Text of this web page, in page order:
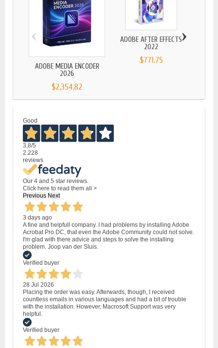
ADOBE MEDIA ENCODER
2026
$2,354.82
ADOBE AFTER EFFECTS
2022
$771.75
‹ ›
Good
3,8/5
2.228
reviews
Our 4 and 5 star reviews.
Click here to read them all >
Previous Next
3 days ago
A fine and helpfull company. I had problems by installing Adobe
Acrobat Pro DC, that even the Adobe Community could not solve.
I'm glad with there advice and steps to solve the installing
problem. Joop van der Sluis.
Verified buyer
28 Jul 2026
Placing the order was easy. Afterwards, though, I received
countless emails in various languages and had a bit of trouble
with the installation. However, Macrosoft Support was very
helpful.
Verified buyer